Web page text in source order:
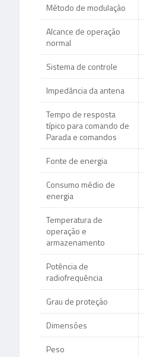
Método de modulação
Alcance de operação
normal
Sistema de controle
Impedância da antena
Tempo de resposta
típico para comando de
Parada e comandos
Fonte de energia
Consumo médio de
energia
Temperatura de
operação e
armazenamento
Potência de
radiofrequência
Grau de proteção
Dimensões
Peso